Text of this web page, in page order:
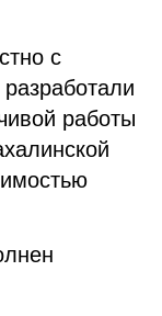
с
работы